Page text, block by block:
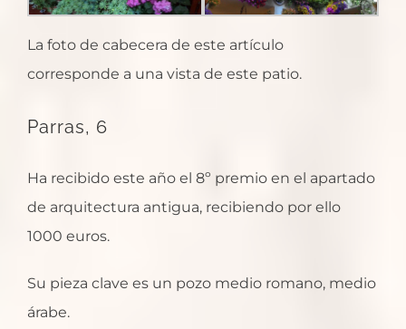
La foto de cabecera de este artículo
corresponde a una vista de este patio.
Parras, 6
Ha recibido este año el 8º premio en el apartado
de arquitectura antigua, recibiendo por ello
1000 euros.
Su pieza clave es un pozo medio romano, medio
árabe.